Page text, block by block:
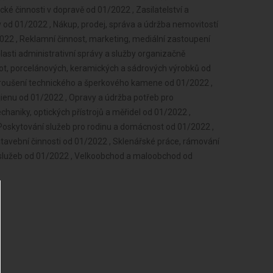
činnosti v dopravě od 01/2022 , Zasilatelství a
01/2022 , Nákup, prodej, správa a údržba nemovitostí
, Reklamní činnost, marketing, mediální zastoupení
administrativní správy a služby organizačně
porcelánových, keramických a sádrových výrobků od
technického a šperkového kamene od 01/2022 ,
od 01/2022 , Opravy a údržba potřeb pro
optických přístrojů a měřidel od 01/2022 ,
služeb pro rodinu a domácnost od 01/2022 ,
činnosti od 01/2022 , Sklenářské práce, rámování
od 01/2022 , Velkoobchod a maloobchod od